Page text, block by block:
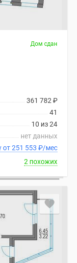
Дом сдан
361 782 ₽
41
10 из 24
нет данных
В ипотеку от 251 553 ₽/мес
2 похожих